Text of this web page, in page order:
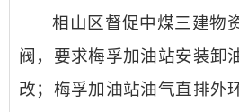
相山区督促中煤三建物
阀，要求梅孚加油站安装卸
改；梅孚加油站油气直排外